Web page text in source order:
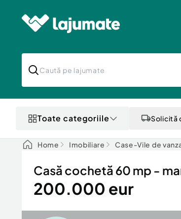
Toate categoriile Solicită
Home Imobiliare Case-Vile de
Casă cochetă 60 mp -
200.000 eur